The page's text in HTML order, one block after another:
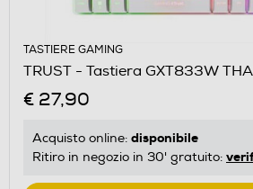
TASTIERE GAMING
TRUST - Tastiera GXT833W
€ 27,90
Acquisto online: disponibile
Ritiro in negozio in 30' gratuito: